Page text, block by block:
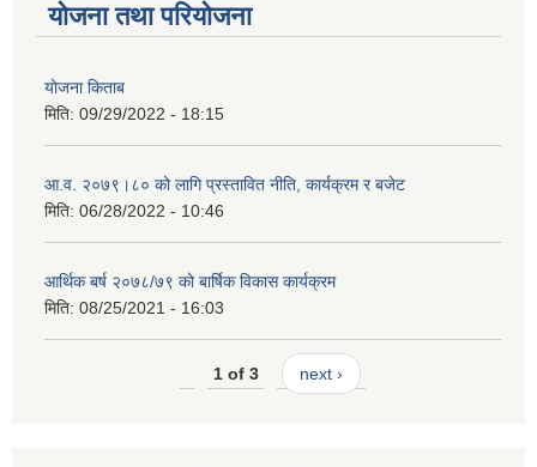
योजना तथा परियोजना
योजना किताब
मिति: 09/29/2022 - 18:15
आ.व. २०७९।८० को लागि प्रस्तावित नीति, कार्यक्रम र बजेट
मिति: 06/28/2022 - 10:46
आर्थिक बर्ष २०७८/७९ को बार्षिक विकास कार्यक्रम
मिति: 08/25/2021 - 16:03
1 of 3 next ›